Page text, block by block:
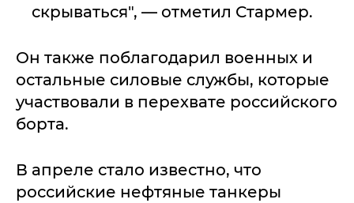
скрываться", — отметил Стармер.
Он также поблагодарил военных и
остальные силовые службы, которые
участвовали в перехвате российского
борта.
В апреле стало известно, что
российские нефтяные танкеры